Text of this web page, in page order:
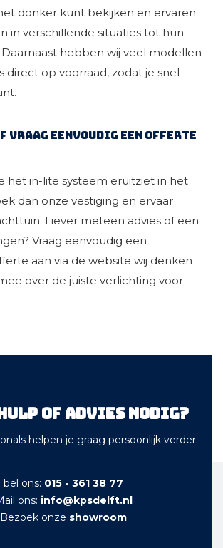
donker kunt bekijken en ervaren
in verschillende situaties tot hun
hebben wij veel modellen
direct op voorraad, zodat je snel
vraag eenvoudig een offerte
het in-lite systeem eruitziet in het
dan onze vestiging en ervaar
Liever meteen advies of een
Vraag eenvoudig een
aan via de website wij denken
over de juiste verlichting voor
of advies nodig?
helpen je graag persoonlijk verder
bel ons: 015 - 361 38 77
ons: info@kpsdelft.nl
Bezoek onze showroom